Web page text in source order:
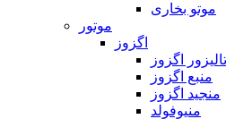
موتو بخاری
موتور
اگزوز
اگزوز
منبع اگزوز
منجید اگزوز
منیوفولد